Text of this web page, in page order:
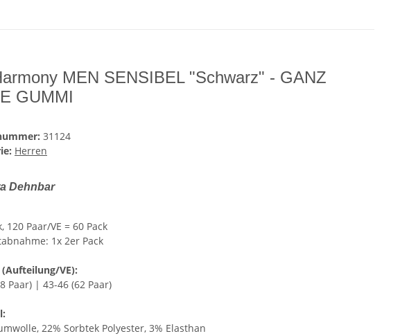
MEN SENSIBEL "Schwarz" - GANZ
GUMMI
31124
Herren
Dehnbar
120 Paar/VE = 60 Pack
1x 2er Pack
VE):
Paar) | 43-46 (62 Paar)
22% Sorbtek Polyester, 3% Elasthan